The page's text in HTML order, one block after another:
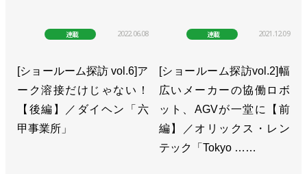
連載 2022.06.08
[ショールーム探訪 vol.6]ア
ーク溶接だけじゃない！
【後編】／ダイヘン「六
甲事業所」
連載 2021.12.09
[ショールーム探訪vol.2]幅
広いメーカーの協働ロボ
ット、AGVが一堂に【前
編】／オリックス・レン
テック「Tokyo ……